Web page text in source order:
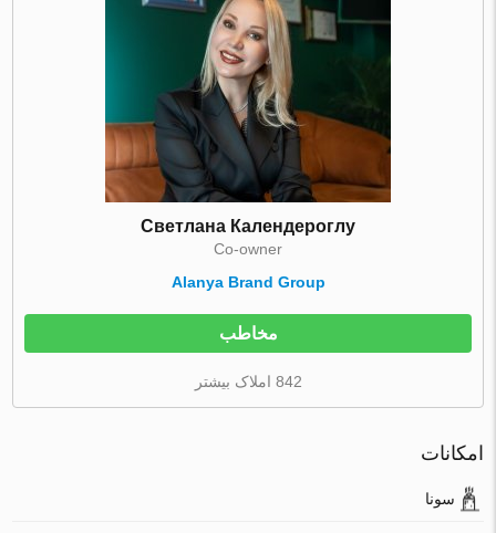
Светлана Календероглу
Co-owner
Alanya Brand Group
مخاطب
842 املاک بیشتر
امکانات
سونا